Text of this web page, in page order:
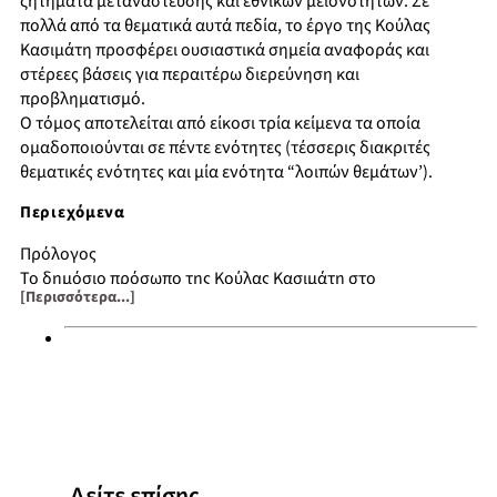
πολλά από τα θεματικά αυτά πεδία, το έργο της Κούλας
Κασιμάτη προσφέρει ουσιαστικά σημεία αναφοράς και
στέρεες βάσεις για περαιτέρω διερεύνηση και
προβληματισμό.
Ο τόμος αποτελείται από είκοσι τρία κείμενα τα οποία
ομαδοποιούνται σε πέντε ενότητες (τέσσερις διακριτές
θεματικές ενότητες και μία ενότητα “λοιπών θεμάτων’).
Περιεχόμενα
Πρόλογος
Το δημόσιο πρόσωπο της Κούλας Κασιμάτη στο
Πανεπιστήμιο. Μια μαρτυρία
Η ερευνητική τροχιά της Κούλας Κασιμάτη. Αναγνώσεις και
[Περισσότερα...]